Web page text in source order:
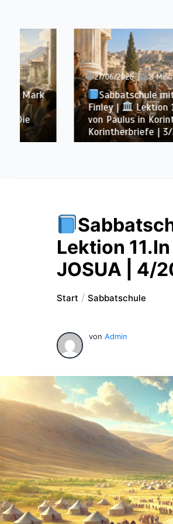
27/06/2026 8 Minuten
Sabbatschule mit Pastor
Finley |
Lektion 1: Der
von Paulus in Korinth |
Die
Korintherbriefe | 3/2026
Lektion
JOSUA | 4/
Start Sabbatschule
von Admin